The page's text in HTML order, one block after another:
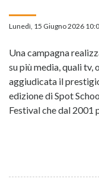
Lunedì, 15 Giugno 2026
Una campagna
su più media, quali
aggiudicata il
edizione di Spot
Festival che dal